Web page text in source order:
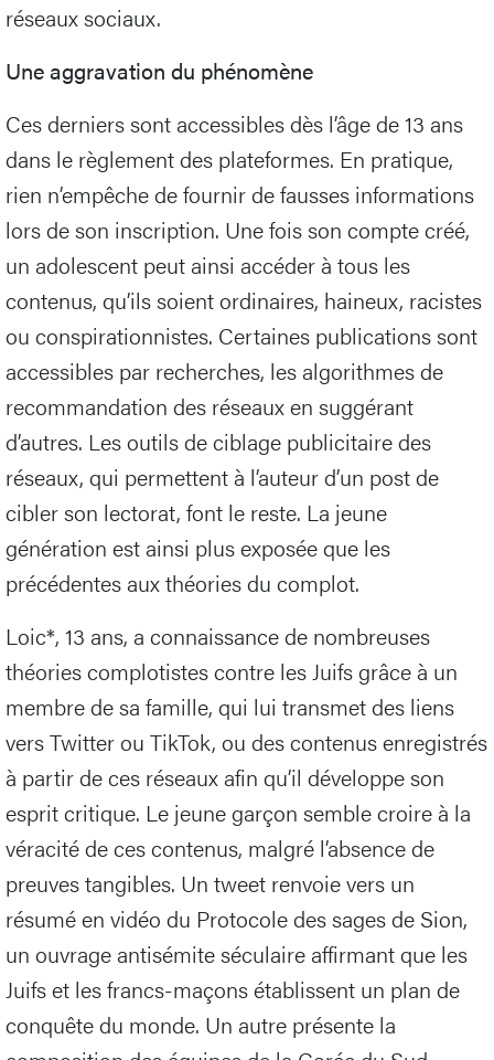
réseaux sociaux.
Une aggravation du phénomène
Ces derniers sont accessibles dès l’âge de 13 ans
dans le règlement des plateformes. En pratique,
rien n’empêche de fournir de fausses informations
lors de son inscription. Une fois son compte créé,
un adolescent peut ainsi accéder à tous les
contenus, qu’ils soient ordinaires, haineux, racistes
ou conspirationnistes. Certaines publications sont
accessibles par recherches, les algorithmes de
recommandation des réseaux en suggérant
d’autres. Les outils de ciblage publicitaire des
réseaux, qui permettent à l’auteur d’un post de
cibler son lectorat, font le reste. La jeune
génération est ainsi plus exposée que les
précédentes aux théories du complot.
Loic*, 13 ans, a connaissance de nombreuses
théories complotistes contre les Juifs grâce à un
membre de sa famille, qui lui transmet des liens
vers Twitter ou TikTok, ou des contenus enregistrés
à partir de ces réseaux afin qu’il développe son
esprit critique. Le jeune garçon semble croire à la
véracité de ces contenus, malgré l’absence de
preuves tangibles. Un tweet renvoie vers un
résumé en vidéo du Protocole des sages de Sion,
un ouvrage antisémite séculaire affirmant que les
Juifs et les francs-maçons établissent un plan de
conquête du monde. Un autre présente la